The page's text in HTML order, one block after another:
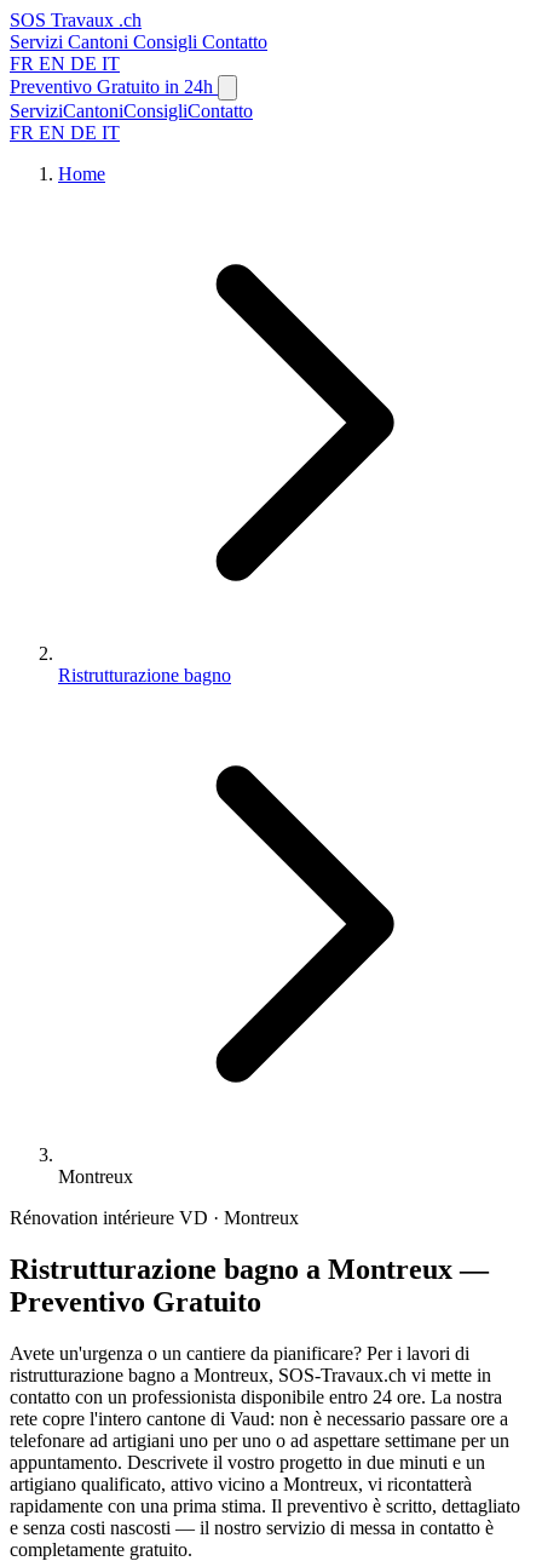
SOS Travaux .ch
Servizi Cantoni Consigli Contatto
FR EN DE IT
Preventivo Gratuito in 24h
ServiziCantoniConsigliContatto
FR EN DE IT
Home
Ristrutturazione bagno
Montreux
Rénovation intérieure VD · Montreux
Ristrutturazione bagno a Montreux —
Preventivo Gratuito
Avete un'urgenza o un cantiere da pianificare? Per i lavori di
ristrutturazione bagno a Montreux, SOS-Travaux.ch vi mette in
contatto con un professionista disponibile entro 24 ore. La nostra
rete copre l'intero cantone di Vaud: non è necessario passare ore a
telefonare ad artigiani uno per uno o ad aspettare settimane per un
appuntamento. Descrivete il vostro progetto in due minuti e un
artigiano qualificato, attivo vicino a Montreux, vi ricontatterà
rapidamente con una prima stima. Il preventivo è scritto, dettagliato
e senza costi nascosti — il nostro servizio di messa in contatto è
completamente gratuito.